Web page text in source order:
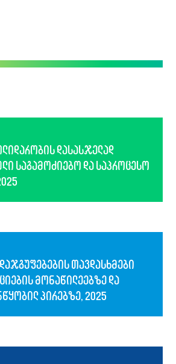
დასასჯელად
საგამოძიებო და საპროცესო
თავდასხმები
მონაწილეებზე და
პირებზე, 2025